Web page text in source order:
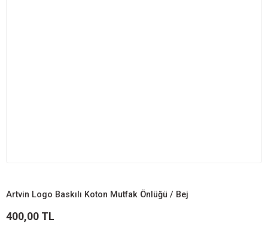
Artvin Logo Baskılı Koton Mutfak Önlüğü / Bej
400,00 TL